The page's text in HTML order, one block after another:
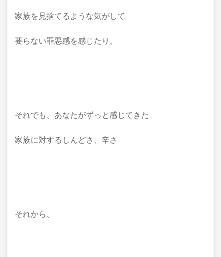
家族を見捨てるような気がして
要らない罪悪感を感じたり。
それでも、あなたがずっと感じてきた
家族に対するしんどさ、辛さ
それから、